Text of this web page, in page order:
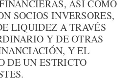
ASÍ COMO
SOCIOS INVERSORES,
LIQUIDEZ A TRAVÉS
Y DE OTRAS
Y EL
DE UN ESTRICTO